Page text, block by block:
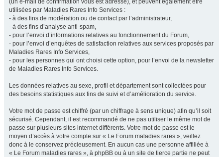
(un e-mail de confirmation vous est adressé), et peuvent également être
utilisées par Maladies Rares Info Services :
- à des fins de modération ou de contact par l’administrateur,
- à des fins d’analyse anti-spam,
- pour l’envoi d’informations relatives au fonctionnement du Forum,
- pour l’envoi d’enquêtes de satisfaction relatives aux services proposés par
Maladies Rares Info Services,
- pour les personnes qui ont choisi cette option, pour l’envoi de la newsletter
de Maladies Rares Info Services.
Les données relatives au sexe, profil et département sont collectées pour
des besoins statistiques aux fins de suivi et d’amélioration du service.
Votre mot de passe est chiffré (par un chiffrage à sens unique) afin qu’il soit
sécurisé. Cependant, il est recommandé de ne pas utiliser le même mot de
passe sur plusieurs sites internet différents. Votre mot de passe est le
moyen d’accès à votre compte sur « Le Forum maladies rares », veillez
donc à le conservez précieusement. En aucun cas une personne affiliée à
« Le Forum maladies rares », à phpBB ou à un site de tierce partie ne peut